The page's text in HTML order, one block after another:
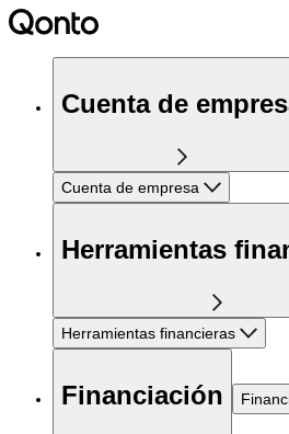
Cuenta de
Cuenta de empresa
Herramientas
Herramientas financieras
Financiación